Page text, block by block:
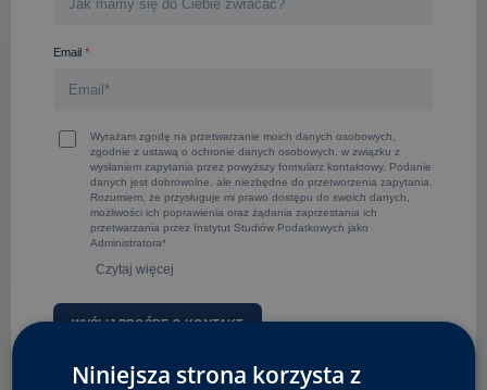
Email*
Wyrażam zgodę na przetwarzanie moich danych osobowych,
zgodnie z ustawą o ochronie danych osobowych, w związku z
wysłaniem zapytania przez powyższy formularz kontaktowy. Podanie
danych jest dobrowolne, ale niezbędne do przetworzenia zapytania.
Rozumiem, że przysługuje mi prawo dostępu do swoich danych,
możliwości ich poprawienia oraz żądania zaprzestania ich
przetwarzania przez Instytut Studiów Podatkowych jako
Administratora*
Czytaj więcej
Niniejsza strona korzysta z